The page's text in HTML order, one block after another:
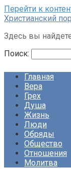
Перейти к
Христианский
Здесь вы
Поиск:
Главная
Вера
Грех
Душа
Жизнь
Люди
Обряды
Общество
Отношения
Молитва